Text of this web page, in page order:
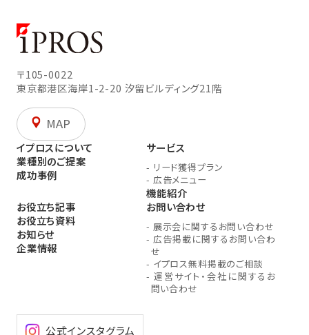
〒105-0022
東京都港区海岸1-2-20 汐留ビルディング21階
MAP
イプロスについて
業種別のご提案
成功事例
サービス
- リード獲得プラン
- 広告メニュー
機能紹介
お役立ち記事
お役立ち資料
お知らせ
企業情報
お問い合わせ
- 展示会に関するお問い合わせ
- 広告掲載に関するお問い合わ
せ
- イプロス無料掲載のご相談
- 運営サイト・会社に関するお
問い合わせ
公式インスタグラム